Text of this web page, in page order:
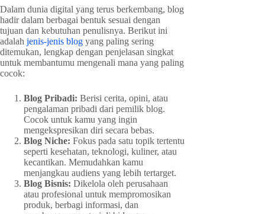
Dalam dunia digital yang terus berkembang, blog
hadir dalam berbagai bentuk sesuai dengan
tujuan dan kebutuhan penulisnya. Berikut ini
adalah jenis-jenis blog yang paling sering
ditemukan, lengkap dengan penjelasan singkat
untuk membantumu mengenali mana yang paling
cocok:
Blog Pribadi: Berisi cerita, opini, atau
pengalaman pribadi dari pemilik blog.
Cocok untuk kamu yang ingin
mengekspresikan diri secara bebas.
Blog Niche: Fokus pada satu topik tertentu
seperti kesehatan, teknologi, kuliner, atau
kecantikan. Memudahkan kamu
menjangkau audiens yang lebih tertarget.
Blog Bisnis: Dikelola oleh perusahaan
atau profesional untuk mempromosikan
produk, berbagi informasi, dan